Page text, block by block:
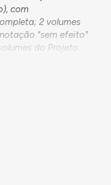
com
2 volumes
"sem efeito"
do Projeto
e desenhadas); 1
elétricas.